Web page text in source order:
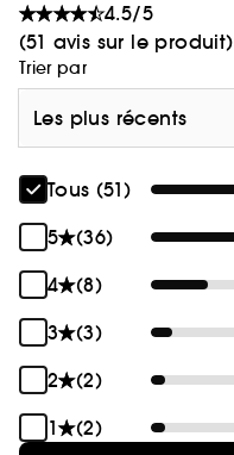
4.5/5
(51 avis sur le produit)
Trier par
Les plus récents
Tous (51)
5
(36)
4
(8)
3
(3)
2
(2)
1
(2)